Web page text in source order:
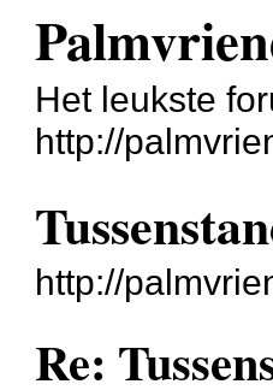
Het leukste
http://
http://
Re: